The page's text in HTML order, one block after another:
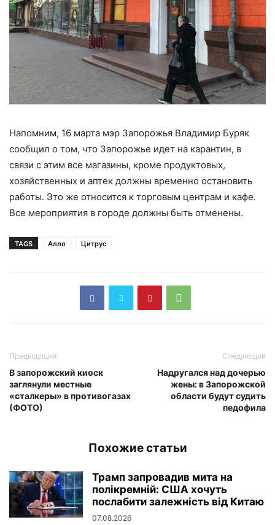
Напомним, 16 марта мэр Запорожья Владимир Буряк
сообщил о том, что Запорожье идет на карантин, в
связи с этим все магазины, кроме продуктовых,
хозяйственных и аптек должны временно остановить
работы. Это же относится к торговым центрам и кафе.
Все мероприятия в городе должны быть отменены.
TAGS Алло Цитрус
Предыдущий
В запорожский киоск
заглянули местные
«сталкеры» в противогазах
(ФОТО)
Следующий
Надругался над дочерью
жены: в Запорожской
области будут судить
педофила
Похожие статьи
Трамп запровадив мита на
полікремній: США хочуть
послабити залежність від Китаю
07.08.2026